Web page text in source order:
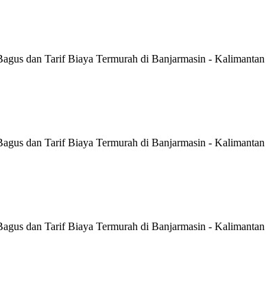
dan Tarif Biaya Termurah di Banjarmasin - Kalimantan
dan Tarif Biaya Termurah di Banjarmasin - Kalimantan
dan Tarif Biaya Termurah di Banjarmasin - Kalimantan